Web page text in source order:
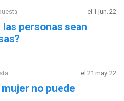
el 1 jun. 22
personas sean
el 21 may. 22
mujer no puede